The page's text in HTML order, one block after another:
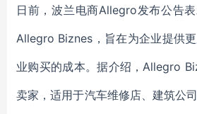
日前，波兰电商Allegro发布公告
Allegro Biznes，旨在为企业提供
业购买的成本。据介绍，Allegro
卖家，适用于汽车维修店、建筑公